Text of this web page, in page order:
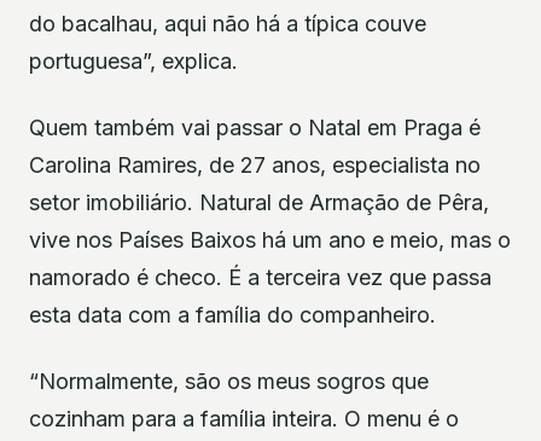
do bacalhau, aqui não há a típica couve
portuguesa”, explica.
Quem também vai passar o Natal em Praga é
Carolina Ramires, de 27 anos, especialista no
setor imobiliário. Natural de Armação de Pêra,
vive nos Países Baixos há um ano e meio, mas o
namorado é checo. É a terceira vez que passa
esta data com a família do companheiro.
“Normalmente, são os meus sogros que
cozinham para a família inteira. O menu é o